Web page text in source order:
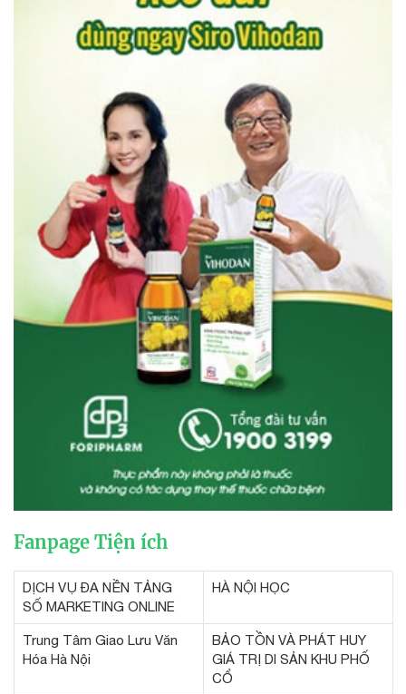
Fanpage Tiện ích
DỊCH VỤ ĐA NỀN TẢNG
SỐ MARKETING ONLINE
HÀ NỘI HỌC
Trung Tâm Giao Lưu Văn
Hóa Hà Nội
BẢO TỒN VÀ PHÁT HUY
GIÁ TRỊ DI SẢN KHU PHỐ
CỔ